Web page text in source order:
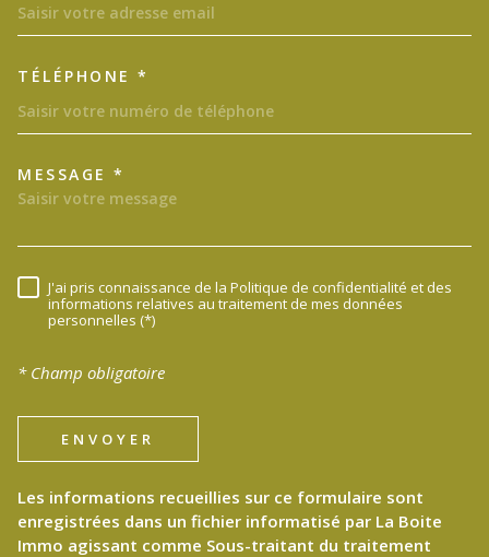
TÉLÉPHONE *
MESSAGE *
RÈGLEMENTATION
J'ai pris connaissance de la Politique de confidentialité et des
informations relatives au traitement de mes données
personnelles (*)
* Champ obligatoire
ENVOYER
Les informations recueillies sur ce formulaire sont
enregistrées dans un fichier informatisé par La Boite
Immo agissant comme Sous-traitant du traitement